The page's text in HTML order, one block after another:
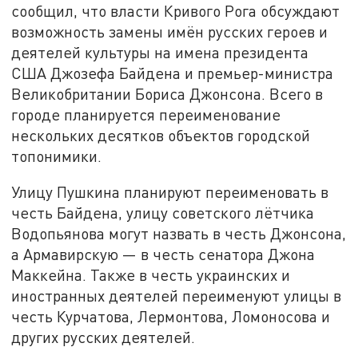
сообщил, что власти Кривого Рога обсуждают
возможность замены имён русских героев и
деятелей культуры на имена президента
США Джозефа Байдена и премьер-министра
Великобритании Бориса Джонсона. Всего в
городе планируется переименование
нескольких десятков объектов городской
топонимики.
Улицу Пушкина планируют переименовать в
честь Байдена, улицу советского лётчика
Водопьянова могут назвать в честь Джонсона,
а Армавирскую — в честь сенатора Джона
Маккейна. Также в честь украинских и
иностранных деятелей переименуют улицы в
честь Курчатова, Лермонтова, Ломоносова и
других русских деятелей.